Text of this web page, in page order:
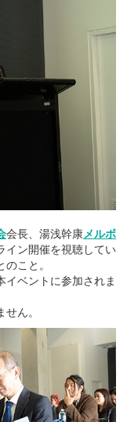
会長、湯浅幹康メルボ
イン開催を視聴してい
こと。
イベントに参加されま
ん。